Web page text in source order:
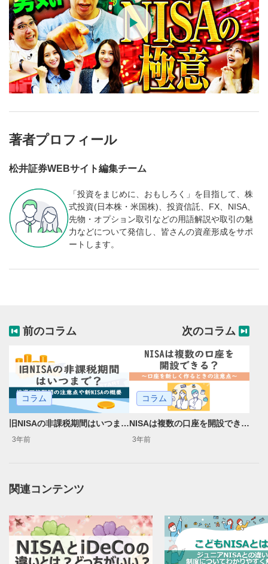
著者プロフィール
松井証券WEBサイト編集チーム
「投資をまじめに、おもしろく」を目指して、株
式投資(日本株・米国株)、投資信託、FX、NISA、
先物・オプション取引などの用語解説や取引の魅
力などについて発信し、皆さんの資産形成をサポ
ートします。
前のコラム
コラム
旧NISAの非課税期間はいつまで？投資可能期間の注意点や新NISAの概要
3年前
次のコラム
コラム
NISAは複数の口座を開設できる？口座を新しく作るときの注意点
3年前
関連コンテンツ